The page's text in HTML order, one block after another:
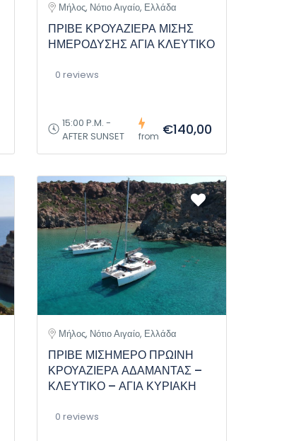
Μήλος, Νότιο Αιγαίο, Ελλάδα
ΠΡΙΒΕ ΚΡΟΥΑΖΙΕΡΑ ΜΙΣΗΣ
ΗΜΕΡΟΔΥΣΗΣ ΑΓΙΑ ΚΛΕΥΤΙΚΟ
0 reviews
15:00 P.M. -
AFTER SUNSET
from €140,00
Μήλος, Νότιο Αιγαίο, Ελλάδα
ΠΡΙΒΕ ΜΙΣΗΜΕΡΟ ΠΡΩΙΝΗ
ΚΡΟΥΑΖΙΕΡΑ ΑΔΑΜΑΝΤΑΣ –
ΚΛΕΥΤΙΚΟ – ΑΓΙΑ ΚΥΡΙΑΚΗ
0 reviews